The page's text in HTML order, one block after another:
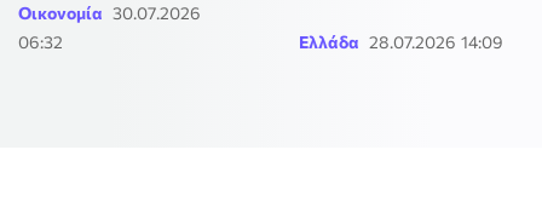
Οικονομία 30.07.2026
06:32
Ελλάδα 28.07.2026 14:09